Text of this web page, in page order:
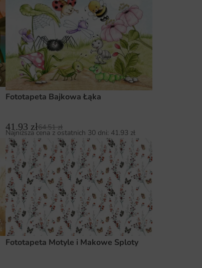
Fototapeta Bajkowa Łąka
41.93 zł64.51zł
Najniższa cena z ostatnich 30 dni: 41.93 zł
Fototapeta Motyle i Makowe Sploty